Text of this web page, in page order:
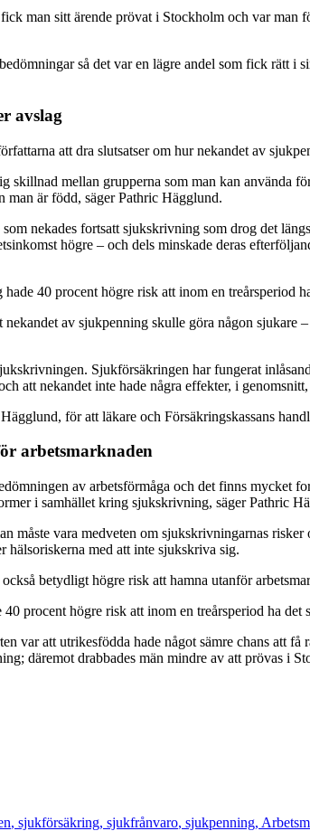
man sitt ärende prövat i Stockholm och var
så det var en lägre andel som fick rätt
avslag
att dra slutsatser om hur nekandet av
skillnad mellan grupperna som man kan använda
man är född, säger Pathric Hägglund.
nekades fortsatt sjukskrivning som drog det
högre – och dels minskade deras
40 procent högre risk att inom en treårsperiod
av sjukpenning skulle göra någon
Sjukförsäkringen har fungerat
att nekandet inte hade några effekter, i
för att läkare och Försäkringskassans
arbetsmarknaden
av arbetsförmåga och det finns mycket
i samhället kring sjukskrivning, säger Pathric
måste vara medveten om sjukskrivningarnas
hälsoriskerna med att inte sjukskriva sig.
betydligt högre risk att hamna utanför
procent högre risk att inom en treårsperiod ha
var att utrikesfödda hade något sämre chans att
däremot drabbades män mindre av att prövas i
, sjukförsäkring, sjukfrånvaro, sjukpenning,